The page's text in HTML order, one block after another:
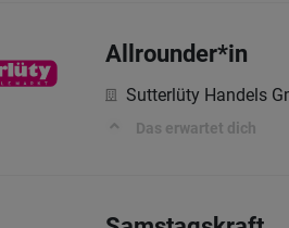
Allrounder*in
Sutterlüty Handels
Das erwartet dich